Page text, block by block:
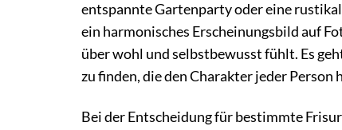
entspannte Gartenparty oder eine
ein harmonisches Erscheinungsbild auf
über wohl und selbstbewusst fühlt. Es
zu finden, die den Charakter jeder
Bei der Entscheidung für bestimmte